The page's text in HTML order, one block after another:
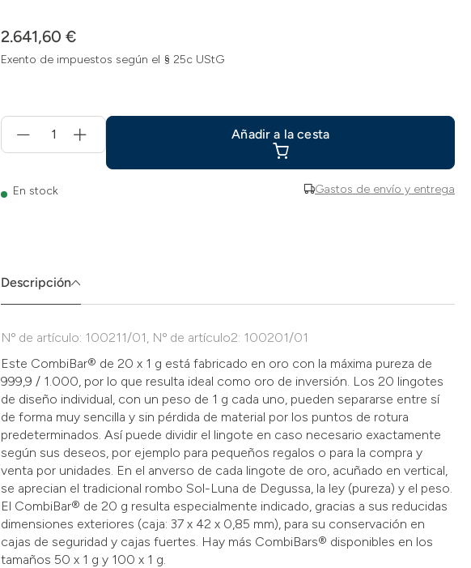
2.641,60 €
Exento de impuestos según el § 25c UStG
Gastos de envío y entrega
für
Añadir
Añadir a la cesta
En stock
Descripción
Nº de artículo: 100211/01, Nº de artículo2: 100201/01
Este CombiBar® de 20 x 1 g está fabricado en oro con la máxima pureza de
999,9 / 1.000, por lo que resulta ideal como oro de inversión. Los 20 lingotes
de diseño individual, con un peso de 1 g cada uno, pueden separarse entre sí
de forma muy sencilla y sin pérdida de material por los puntos de rotura
predeterminados. Así puede dividir el lingote en caso necesario exactamente
según sus deseos, por ejemplo para pequeños regalos o para la compra y
venta por unidades. En el anverso de cada lingote de oro, acuñado en vertical,
se aprecian el tradicional rombo Sol-Luna de Degussa, la ley (pureza) y el peso.
El CombiBar® de 20 g resulta especialmente indicado, gracias a sus reducidas
dimensiones exteriores (caja: 37 x 42 x 0,85 mm), para su conservación en
cajas de seguridad y cajas fuertes. Hay más CombiBars® disponibles en los
tamaños 50 x 1 g y 100 x 1 g.